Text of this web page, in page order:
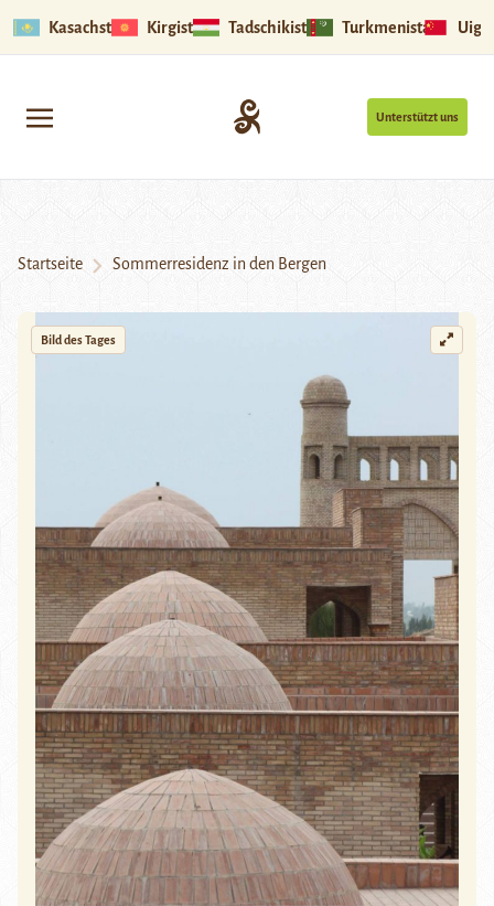
Kasachstan Kirgistan Tadschikistan Turkmenistan
Unterstützt uns
Startseite Sommerresidenz in den Bergen
Bild des Tages